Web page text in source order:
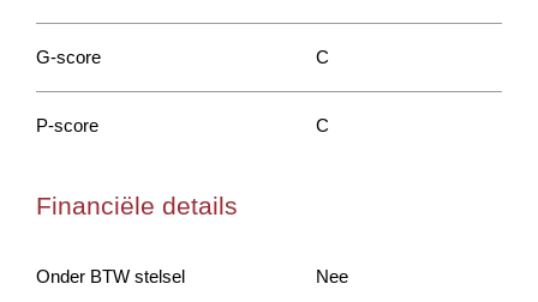
G-score C
P-score C
Financiële details
Onder BTW stelsel Nee